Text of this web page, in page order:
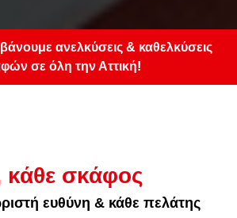
ανελκύσεις & καθελκύσεις
σε όλη την Αττική!
κάθε σκάφος
ευθύνη & κάθε πελάτης